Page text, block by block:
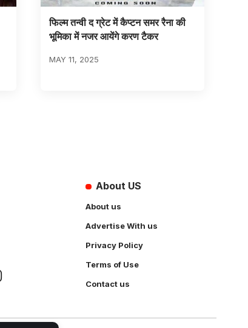
फिल्म तन्वी द ग्रेट में कैप्टन समर रैना की
भूमिका में नजर आयेंगे करण टैकर
MAY 11, 2025
About US
About us
Advertise With us
Privacy Policy
Terms of Use
Contact us